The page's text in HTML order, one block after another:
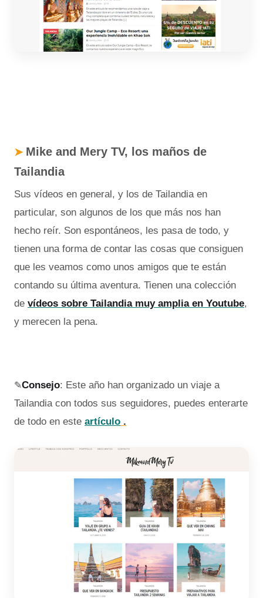
➤ Mike and Mery TV, los maños de
Tailandia
Sus vídeos en general, y los de Tailandia en
particular, son algunos de los que más nos han
hecho reír. Son espontáneos, les pasa de todo, y
tienen una forma de contar las cosas que consiguen
que les veamos como unos amigos que te están
contando su última aventura. Tienen una colección
de vídeos sobre Tailandia muy amplia en Youtube,
y merecen la pena.
✎Consejo: Este año han organizado un viaje a
Tailandia con todos sus seguidores, puedes enterarte
de todo en este artículo .